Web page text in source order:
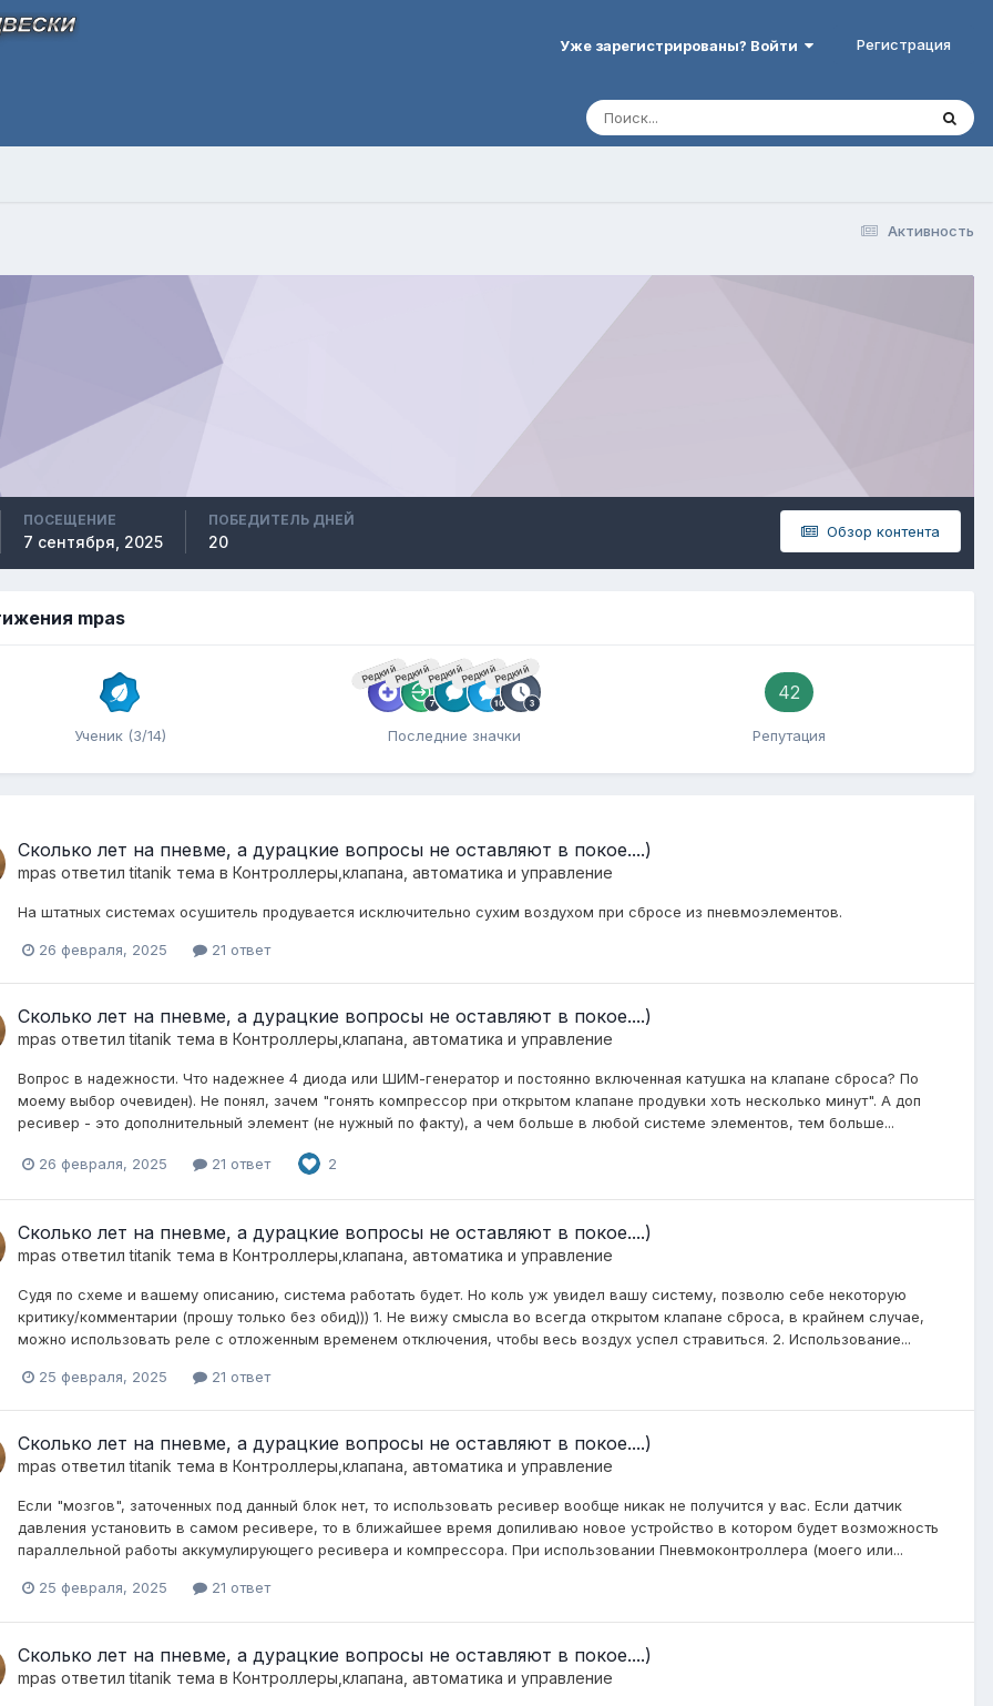
Уже зарегистрированы? Войти Регистрация
Активность
Обзор контента
ПОСЕЩЕНИЕ
7 сентября, 2025
ПОБЕДИТЕЛЬ ДНЕЙ
20
mpas
Ученик (3/14)
РедкийРедкийРедкийРедкийРедкий
Последние значки
42
Репутация
Сколько лет на пневме, а дурацкие вопросы не оставляют в покое....)
mpas ответилtitanik тема в Контроллеры,клапана, автоматика и управление
На штатных системах осушитель продувается исключительно сухим воздухом при сбросе из пневмоэлементов.
26 февраля, 2025 21 ответ
Сколько лет на пневме, а дурацкие вопросы не оставляют в покое....)
mpas ответилtitanik тема в Контроллеры,клапана, автоматика и управление
Вопрос в надежности. Что надежнее 4 диода или ШИМ-генератор и постоянно включенная катушка на клапане сброса? По
моему выбор очевиден). Не понял, зачем "гонять компрессор при открытом клапане продувки хоть несколько минут". А доп
ресивер - это дополнительный элемент (не нужный по факту), а чем больше в любой системе элементов, тем больше...
26 февраля, 2025 21 ответ 2
Сколько лет на пневме, а дурацкие вопросы не оставляют в покое....)
mpas ответилtitanik тема в Контроллеры,клапана, автоматика и управление
Судя по схеме и вашему описанию, система работать будет. Но коль уж увидел вашу систему, позволю себе некоторую
критику/комментарии (прошу только без обид))) 1. Не вижу смысла во всегда открытом клапане сброса, в крайнем случае,
можно использовать реле с отложенным временем отключения, чтобы весь воздух успел стравиться. 2. Использование...
25 февраля, 2025 21 ответ
Сколько лет на пневме, а дурацкие вопросы не оставляют в покое....)
mpas ответилtitanik тема в Контроллеры,клапана, автоматика и управление
Если "мозгов", заточенных под данный блок нет, то использовать ресивер вообще никак не получится у вас. Если датчик
давления установить в самом ресивере, то в ближайшее время допиливаю новое устройство в котором будет возможность
параллельной работы аккумулирующего ресивера и компрессора. При использовании Пневмоконтроллера (моего или...
25 февраля, 2025 21 ответ
Сколько лет на пневме, а дурацкие вопросы не оставляют в покое....)
mpas ответилtitanik тема в Контроллеры,клапана, автоматика и управление